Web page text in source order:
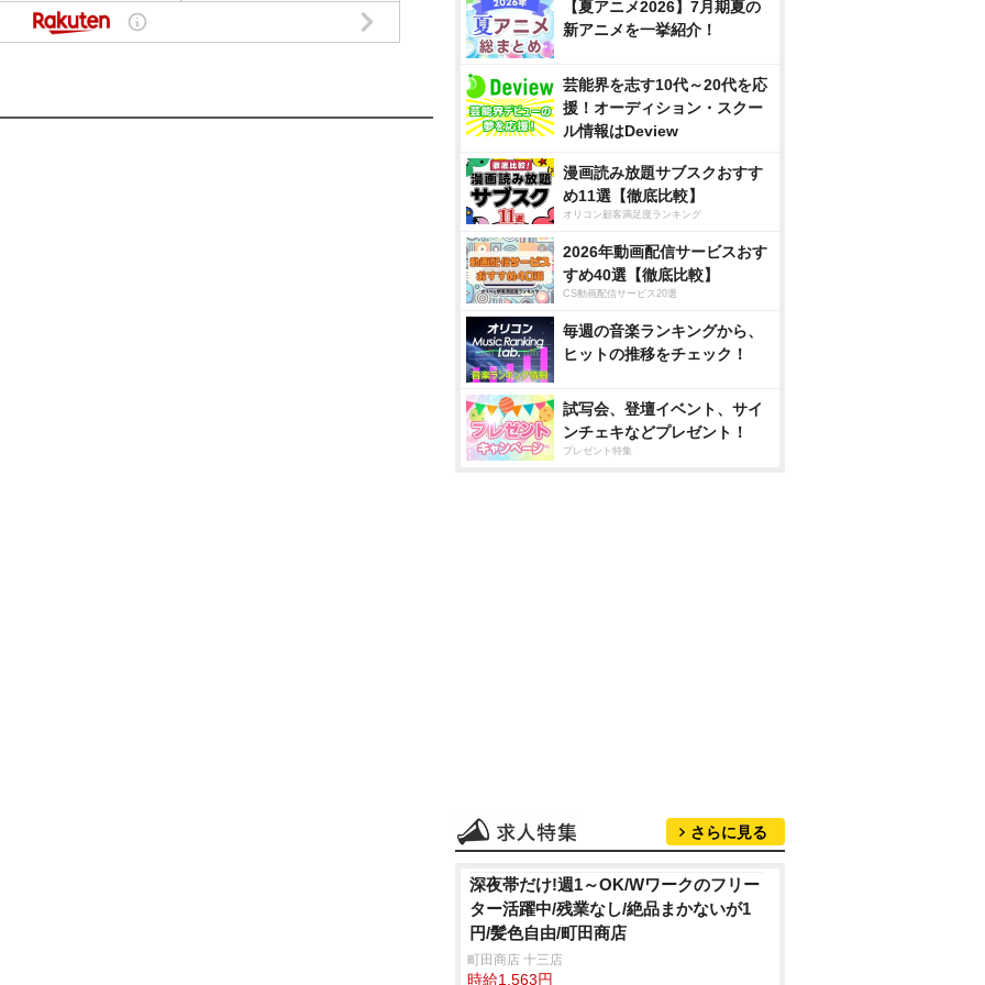
【夏アニメ2026】7月期夏の
新アニメを一挙紹介！
芸能界を志す10代～20代を応
援！オーディション・スクー
ル情報はDeview
漫画読み放題サブスクおすす
め11選【徹底比較】
オリコン顧客満足度ランキング
2026年動画配信サービスおす
すめ40選【徹底比較】
CS動画配信サービス20選
毎週の音楽ランキングから、
ヒットの推移をチェック！
試写会、登壇イベント、サイ
ンチェキなどプレゼント！
プレゼント特集
さらに見る
深夜帯だけ!週1～OK/Wワークのフリー
ター活躍中/残業なし/絶品まかないが1
円/髪色自由/町田商店
町田商店 十三店
時給1,563円